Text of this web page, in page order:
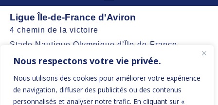
Nous respectons votre vie privée.
Nous utilisons des cookies pour améliorer votre expérience
de navigation, diffuser des publicités ou des contenus
personnalisés et analyser notre trafic. En cliquant sur «
Ligue Île-de-France d'Aviron
4 chemin de la victoire
Stade Nautique Olympique d’Île-de-France
77360 Vaires-sur-Marne
contact@aviron-iledefrance.org